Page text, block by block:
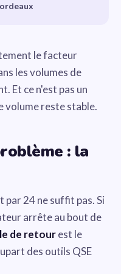
le facteur
les volumes de
Et ce n'est pas un
volume reste stable.
: la
par 24 ne suffit pas. Si
arrête au bout de
de retourest le
des outils QSE